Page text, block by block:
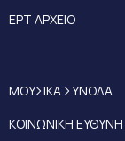
ΕΡΤ ΑΡΧΕΙΟ
ΜΟΥΣΙΚΑ ΣΥΝΟΛΑ
ΚΟΙΝΩΝΙΚΗ ΕΥΘΥΝΗ